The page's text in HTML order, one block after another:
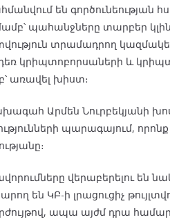
են գործունեության
պահանջները տարբեր
տրամադրող
կրիպտոբորսաների և
առավել խիստ։
Արմեն Նուրբեկյանի
պարագայում,
վերաբերելու են
են ԿԲ-ի լրացուցիչ
ապա այժմ դրա համար